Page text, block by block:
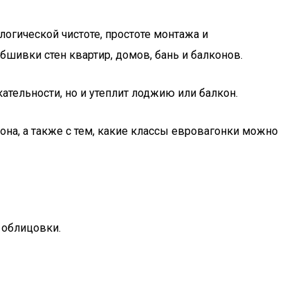
чистоте, простоте монтажа и
стен квартир, домов, бань и балконов.
но и утеплит лоджию или балкон.
а также с тем, какие классы евровагонки можно